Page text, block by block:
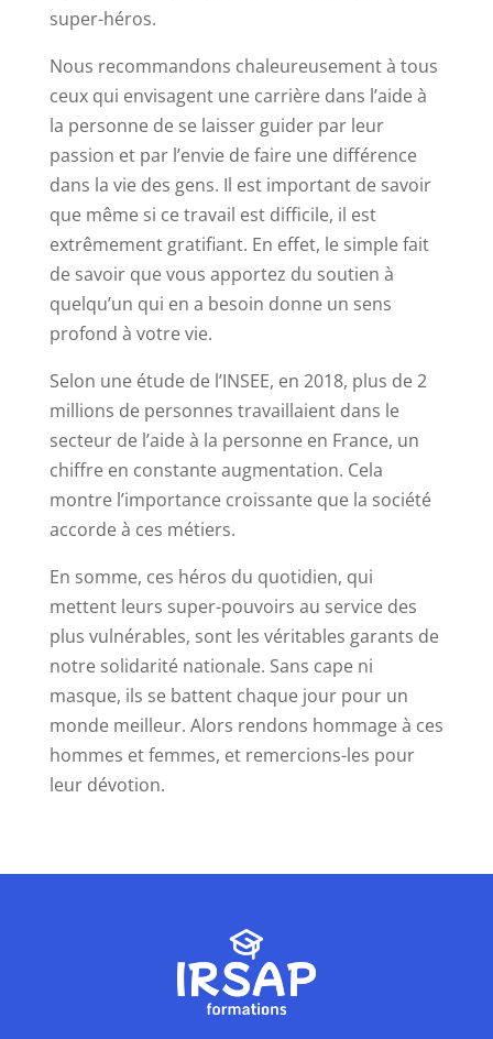
super-héros.
Nous recommandons chaleureusement à tous
ceux qui envisagent une carrière dans l’aide à
la personne de se laisser guider par leur
passion et par l’envie de faire une différence
dans la vie des gens. Il est important de savoir
que même si ce travail est difficile, il est
extrêmement gratifiant. En effet, le simple fait
de savoir que vous apportez du soutien à
quelqu’un qui en a besoin donne un sens
profond à votre vie.
Selon une étude de l’INSEE, en 2018, plus de 2
millions de personnes travaillaient dans le
secteur de l’aide à la personne en France, un
chiffre en constante augmentation. Cela
montre l’importance croissante que la société
accorde à ces métiers.
En somme, ces héros du quotidien, qui
mettent leurs super-pouvoirs au service des
plus vulnérables, sont les véritables garants de
notre solidarité nationale. Sans cape ni
masque, ils se battent chaque jour pour un
monde meilleur. Alors rendons hommage à ces
hommes et femmes, et remercions-les pour
leur dévotion.